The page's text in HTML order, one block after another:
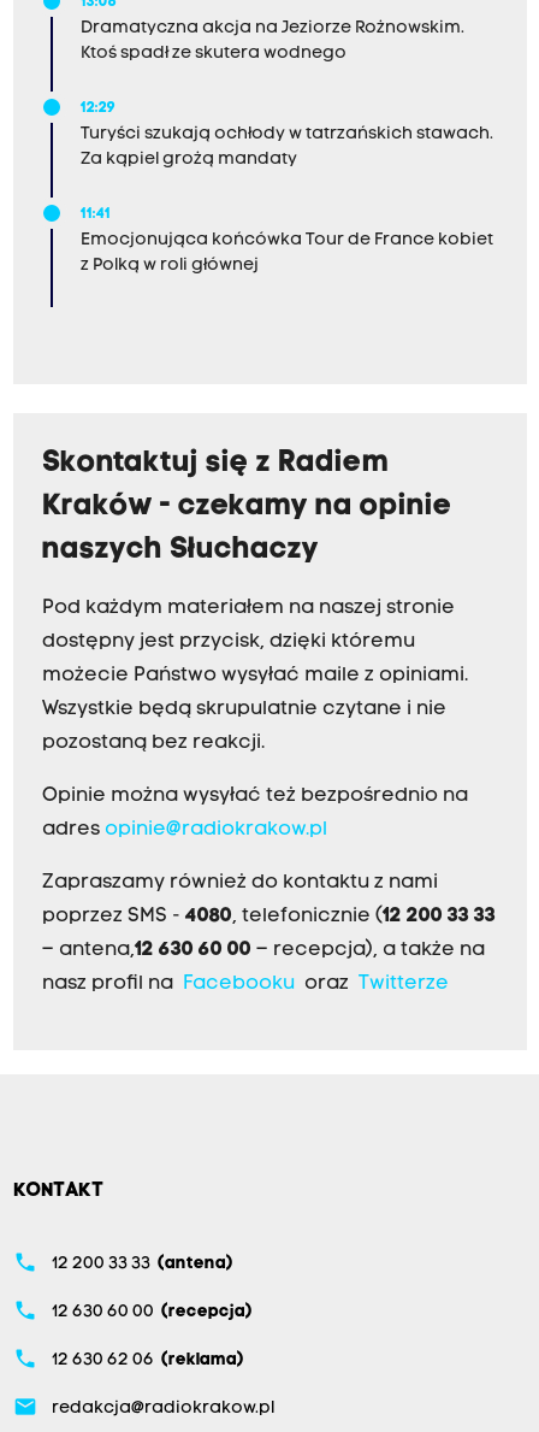
u
j
o
F
o
r
m
j
e
s
t
d
z
o
d
z
b
n
m
Dramatyczna akcja na Jeziorze Rożnowskim.
Ktoś spadł ze skutera wodnego
12:29
Turyści szukają ochłody w tatrzańskich stawach.
Za kąpiel grożą mandaty
11:41
Emocjonująca końcówka Tour de France kobiet
z Polką w roli głównej
Skontaktuj się z Radiem
Kraków - czekamy na opinie
naszych Słuchaczy
Pod każdym materiałem na naszej stronie
dostępny jest przycisk, dzięki któremu
możecie Państwo wysyłać maile z opiniami.
Wszystkie będą skrupulatnie czytane i nie
pozostaną bez reakcji.
Opinie można wysyłać też bezpośrednio na
adres opinie@radiokrakow.pl
Zapraszamy również do kontaktu z nami
poprzez SMS - 4080, telefonicznie (12 200 33 33
– antena,12 630 60 00 – recepcja), a także na
nasz profil na Facebookuoraz Twitterze
KONTAKT
phone 12 200 33 33 (antena)
phone 12 630 60 00 (recepcja)
phone 12 630 62 06 (reklama)
email redakcja@radiokrakow.pl